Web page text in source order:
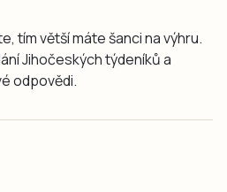
tím větší máte šanci na výhru.
Jihočeských týdeníků a
odpovědi.